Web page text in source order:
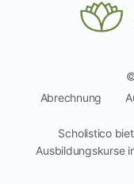
Abrechnung
Scholistico
Ausbildungskurse